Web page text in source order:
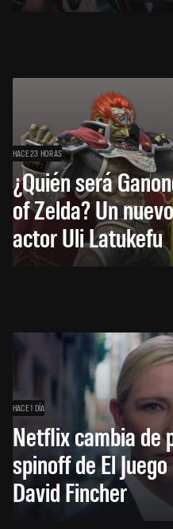
HACE 23 HORAS
¿Quién será
of Zelda? Un
actor Uli Latukefu
HACE 1 DÍA
Netflix cambia de
spinoff de El
David Fincher